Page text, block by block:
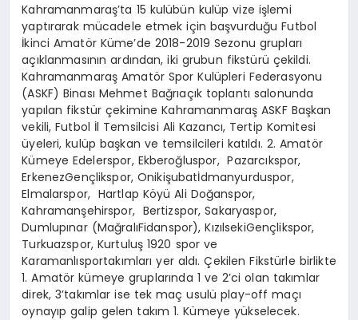
Kahramanmaraş’ta 15 kulübün kulüp vize işlemi
yaptırarak mücadele etmek için başvurduğu Futbol
İkinci Amatör Küme’de 2018-2019 Sezonu grupları
açıklanmasının ardından, iki grubun fikstürü çekildi.
Kahramanmaraş Amatör Spor Kulüpleri Federasyonu
(ASKF) Binası Mehmet Bağrıaçık toplantı salonunda
yapılan fikstür çekimine Kahramanmaraş ASKF Başkan
vekili, Futbol İl Temsilcisi Ali Kazancı, Tertip Komitesi
üyeleri, kulüp başkan ve temsilcileri katıldı. 2. Amatör
Kümeye Edelerspor, Ekberoğluspor, Pazarcıkspor,
ErkenezGençlikspor, Onikişubatİdmanyurduspor,
Elmalarspor, Hartlap Köyü Ali Doğanspor,
Kahramanşehirspor, Bertizspor, Sakaryaspor,
Dumlupınar (MağralıFidanspor), KızılsekiGençlikspor,
Turkuazspor, Kurtuluş 1920 spor ve
Karamanlısportakımları yer aldı. Çekilen Fikstürle birlikte
1. Amatör kümeye gruplarında 1 ve 2’ci olan takımlar
direk, 3’takımlar ise tek maç usulü play-off maçı
oynayıp galip gelen takım 1. Kümeye yükselecek.